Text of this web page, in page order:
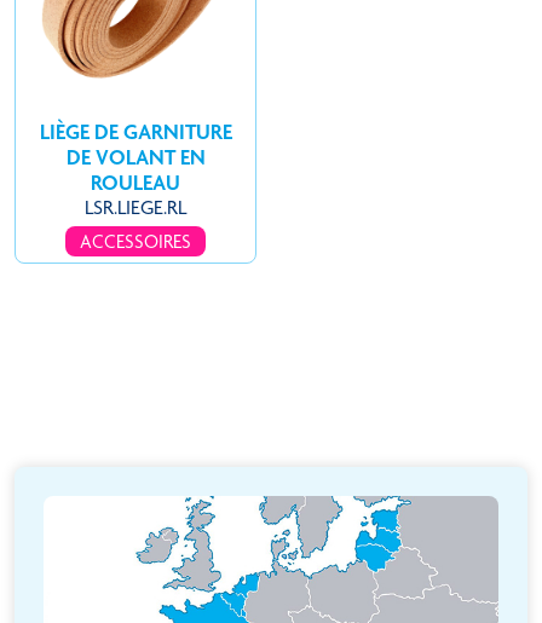
LIÈGE DE GARNITURE
DE VOLANT EN
ROULEAU
LSR.LIEGE.RL
ACCESSOIRES